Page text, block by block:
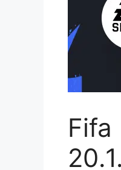
Fifa تنزيل لعبة فيفا FIFA Football مهكرة